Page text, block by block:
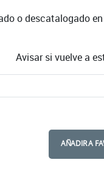
o descatalogado
Avisar si vuelve a
AÑADIR A